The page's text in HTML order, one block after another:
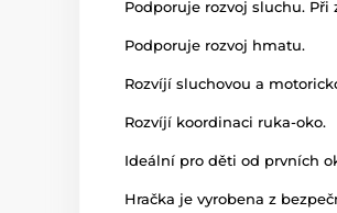
Podporuje rozvoj sluchu.
Podporuje rozvoj hmatu.
Rozvíjí sluchovou a
Rozvíjí koordinaci ruka-oko.
Ideální pro děti od prvních
Hračka je vyrobena z